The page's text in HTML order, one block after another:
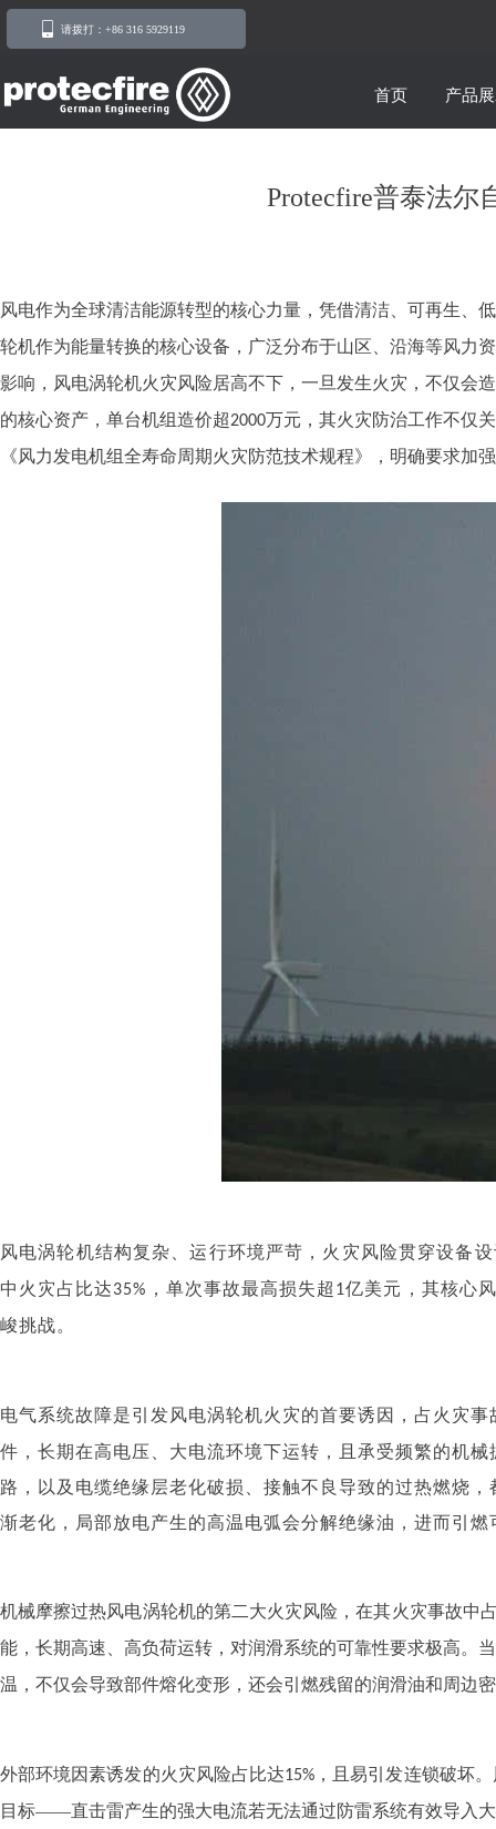
请拨打：+86 316 5929119
产品
首页
Protecfire普泰法尔
风电作为全球清洁能源转型的核心力量，凭借清洁、可再生、
轮机作为能量转换的核心设备，广泛分布于山区、沿海等风力
影响，风电涡轮机火灾风险居高不下，一旦发生火灾，不仅会
的核心资产，单台机组造价超2000万元，其火灾防治工作不仅
《风力发电机组全寿命周期火灾防范技术规程》，明确要求加
风电涡轮机结构复杂、运行环境严苛，火灾风险贯穿设备
中火灾占比达35% ，单次事故最高损失超 1亿美元，其核心
峻挑战。
电气系统故障是引发风电涡轮机火灾的首要诱因，占火灾事
件，长期在高电压、大电流环境下运转，且承受频繁的机
路，以及电缆绝缘层老化破损、接触不良导致的过热燃烧
渐老化，局部放电产生的高温电弧会分解绝缘油，进而引
机械摩擦过热风电涡轮机的第二大火灾风险，在其火灾事故中
能，长期高速、高负荷运转，对润滑系统的可靠性要求极高。
温，不仅会导致部件熔化变形，还会引燃残留的润滑油和周边
外部环境因素诱发的火灾风险占比达15% ，且易引发连锁破坏
目标——直击雷产生的强大电流若无法通过防雷系统有效导入